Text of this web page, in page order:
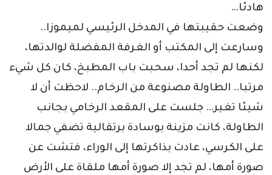
هادئا…
وضعت حقيبتها في المدخل الرئيسي لميموزا..
وسارعت إلى المكتب أو الغرفة المفضلة لوالدتها،
لكنها لم تجد أحدا، سحبت باب المطبخ، كان كل شيء
مرتبا.. الطاولة مصنوعة من الرخام.. لاحظت أن لا
شيئا تغير… جلست على المقعد الرخامي بجانب
الطاولة، كانت مزينة بوسادة برتقالية تضفي جمالا
على الكرسي، عادت بذاكرتها إلى الوراء، فتشت عن
صورة أمها، لم تجد إلا صورة أمها ملقاة على الأرض